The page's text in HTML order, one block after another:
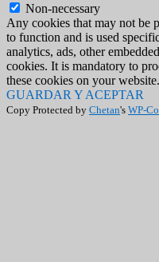
Non-necessary
Any cookies that may not be
to function and is used
analytics, ads, other
cookies. It is mandatory to
these cookies on your website.
GUARDAR Y ACEPTAR
Copy Protected by Chetan's WP-